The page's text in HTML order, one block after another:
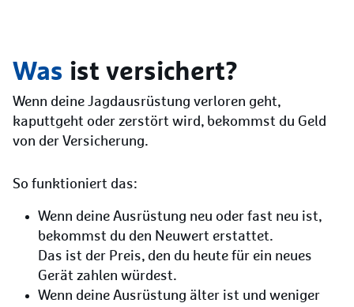
Was ist versichert?
Wenn deine Jagdausrüstung verloren geht,
kaputtgeht oder zerstört wird, bekommst du Geld
von der Versicherung.
So funktioniert das:
Wenn deine Ausrüstung neu oder fast neu ist,
bekommst du den Neuwert erstattet.
Das ist der Preis, den du heute für ein neues
Gerät zahlen würdest.
Wenn deine Ausrüstung älter ist und weniger